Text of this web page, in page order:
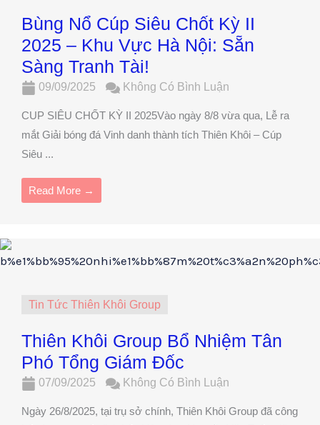
Bùng Nổ Cúp Siêu Chốt Kỳ II
2025 – Khu Vực Hà Nội: Sẵn
Sàng Tranh Tài!
09/09/2025 Không Có Bình Luận
CUP SIÊU CHỐT KỲ II 2025Vào ngày 8/8 vừa qua, Lễ ra
mắt Giải bóng đá Vinh danh thành tích Thiên Khôi – Cúp
Siêu ...
Read More →
Tin Tức Thiên Khôi Group
Thiên Khôi Group Bổ Nhiệm Tân
Phó Tổng Giám Đốc
07/09/2025 Không Có Bình Luận
Ngày 26/8/2025, tại trụ sở chính, Thiên Khôi Group đã công